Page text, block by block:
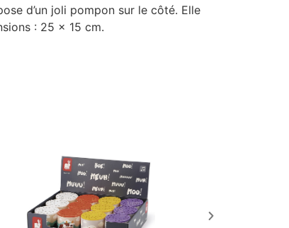
d’un joli pompon sur le côté. Elle
: 25 x 15 cm.